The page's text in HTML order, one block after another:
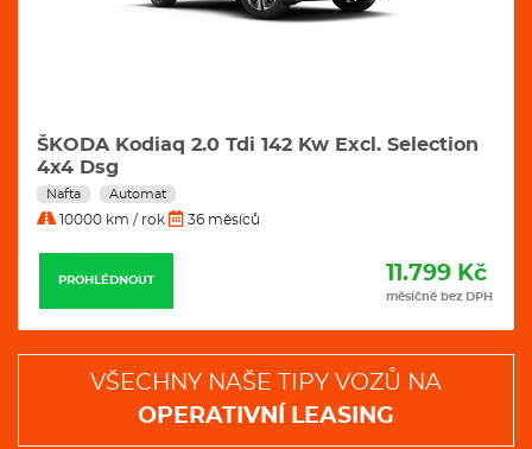
ŠKODA Kodiaq 2.0 Tdi 142 Kw Excl. Selection
4x4 Dsg
Nafta Automat
10000 km / rok 36 měsíců
PROHLÉDNOUT 11.799 Kč
měsíčně bez DPH
VŠECHNY NAŠE TIPY VOZŮ NA
OPERATIVNÍ LEASING